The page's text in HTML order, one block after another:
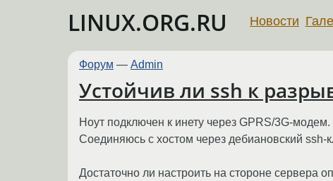
LINUX.ORG.RU Новости
Форум — Admin
Устойчив ли ssh к
Ноут подключен к инету через GPRS/3G-модем.
Соединяюсь с хостом через дебиановский ssh-
Достаточно ли настроить на стороне сервера